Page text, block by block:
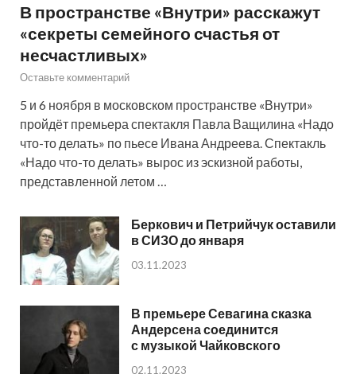
В пространстве «Внутри» расскажут
«секреты семейного счастья от
несчастливых»
Оставьте комментарий
5 и 6 ноября в московском пространстве «Внутри»
пройдёт премьера спектакля Павла Ващилина «Надо
что-то делать» по пьесе Ивана Андреева. Спектакль
«Надо что-то делать» вырос из эскизной работы,
представленной летом …
Беркович и Петрийчук оставили
в СИЗО до января
03.11.2023
В премьере Севагина сказка
Андерсена соединится
с музыкой Чайковского
02.11.2023